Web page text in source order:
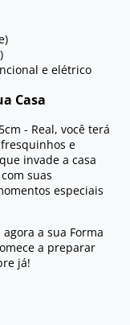
e elétrico
Casa
- Real, você terá
e
invade a casa
suas
especiais
a sua Forma
a preparar
já!